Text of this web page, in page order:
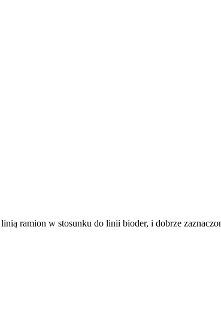
ramion w stosunku do linii bioder, i dobrze